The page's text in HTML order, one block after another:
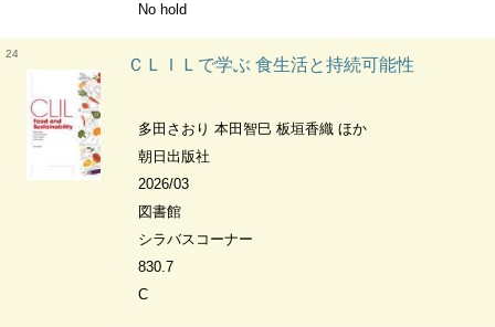
No hold
24
ＣＬＩＬで学ぶ 食生活と持続可能性
多田さおり 本田智巳 板垣香織 ほか
朝日出版社
2026/03
図書館
シラバスコーナー
830.7
C